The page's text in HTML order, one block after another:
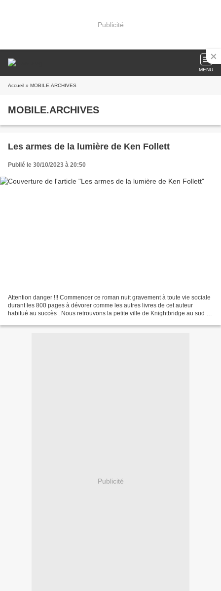
Publicité
MENU
Accueil » MOBILE.ARCHIVES
MOBILE.ARCHIVES
Les armes de la lumière de Ken Follett
Publié le 30/10/2023 à 20:50
Attention danger !!! Commencer ce roman nuit gravement à toute vie sociale
durant les 800 pages à dévorer comme les autres livres de cet auteur
habitué au succès . Nous retrouvons la petite ville de Knightbridge au sud de
Publicité